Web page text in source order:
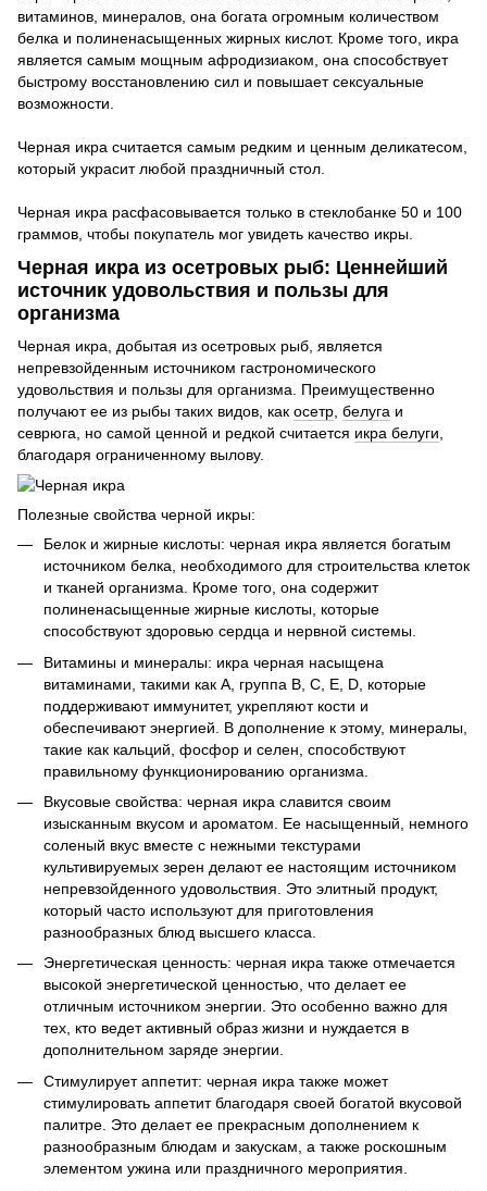
витаминов, минералов, она богата огромным количеством
белка и полиненасыщенных жирных кислот. Кроме того, икра
является самым мощным афродизиаком, она способствует
быстрому восстановлению сил и повышает сексуальные
возможности.
Черная икра считается самым редким и ценным деликатесом,
который украсит любой праздничный стол.
Черная икра расфасовывается только в стеклобанке 50 и 100
граммов, чтобы покупатель мог увидеть качество икры.
Черная икра из осетровых рыб: Ценнейший
источник удовольствия и пользы для
организма
Черная икра, добытая из осетровых рыб, является
непревзойденным источником гастрономического
удовольствия и пользы для организма. Преимущественно
получают ее из рыбы таких видов, как осетр белуга и
севрюга, но самой ценной и редкой считается икра белуги
благодаря ограниченному вылову.
Полезные свойства черной икры:
Белок и жирные кислоты: черная икра является богатым
источником белка, необходимого для строительства клеток
и тканей организма. Кроме того, она содержит
полиненасыщенные жирные кислоты, которые
способствуют здоровью сердца и нервной системы.
Витамины и минералы: икра черная насыщена
витаминами, такими как А, группа В, C, E, D, которые
поддерживают иммунитет, укрепляют кости и
обеспечивают энергией. В дополнение к этому, минералы,
такие как кальций, фосфор и селен, способствуют
правильному функционированию организма.
Вкусовые свойства: черная икра славится своим
изысканным вкусом и ароматом. Ее насыщенный, немного
соленый вкус вместе с нежными текстурами
культивируемых зерен делают ее настоящим источником
непревзойденного удовольствия. Это элитный продукт,
который часто используют для приготовления
разнообразных блюд высшего класса.
Энергетическая ценность: черная икра также отмечается
высокой энергетической ценностью, что делает ее
отличным источником энергии. Это особенно важно для
тех, кто ведет активный образ жизни и нуждается в
дополнительном заряде энергии.
Стимулирует аппетит: черная икра также может
стимулировать аппетит благодаря своей богатой вкусовой
палитре. Это делает ее прекрасным дополнением к
разнообразным блюдам и закускам, а также роскошным
элементом ужина или праздничного мероприятия.